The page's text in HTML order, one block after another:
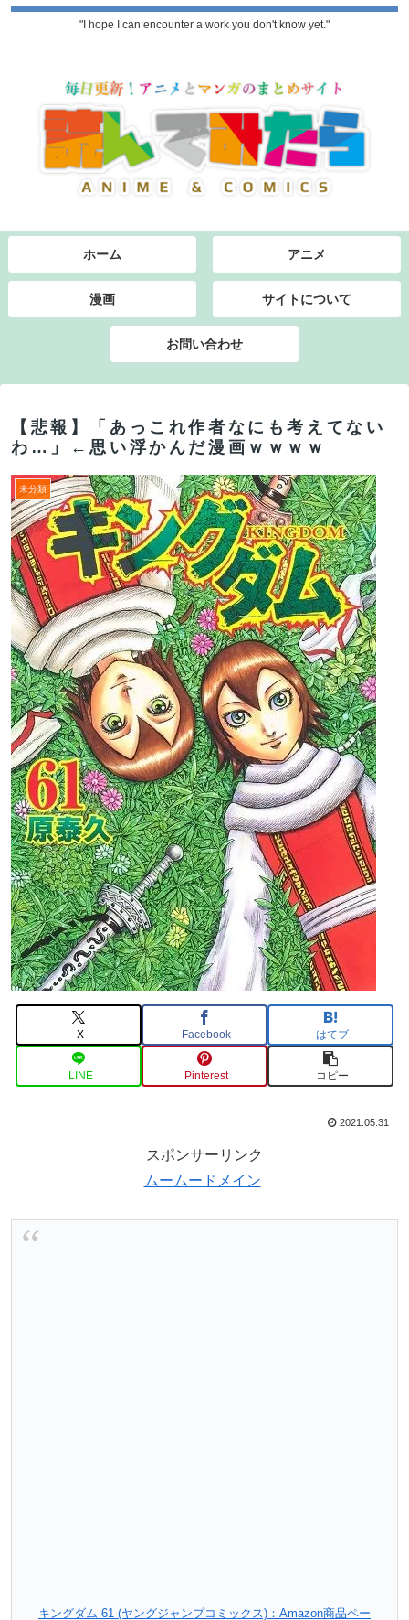
"I hope I can encounter a work you don't know yet."
ホーム アニメ
漫画 サイトについて
お問い合わせ
【悲報】「あっこれ作者なにも考えてない
わ…」←思い浮かんだ漫画ｗｗｗｗ
未分類
X Facebook はてブ
LINE Pinterest コピー
2021.05.31
スポンサーリンク
ムームードメイン
キングダム 61 (ヤングジャンプコミックス)：Amazon商品ペー